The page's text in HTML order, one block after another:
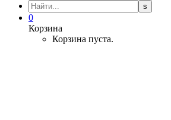
0
Корзина
Корзина пуста.